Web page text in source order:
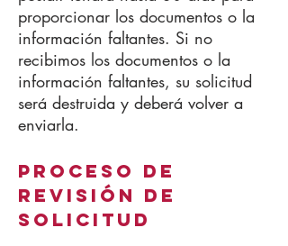
proporcionar los documentos o la
información faltantes. Si no
recibimos los documentos o la
información faltantes, su solicitud
será destruida y deberá volver a
enviarla.
Proceso de
revisión de
SOLICITUD